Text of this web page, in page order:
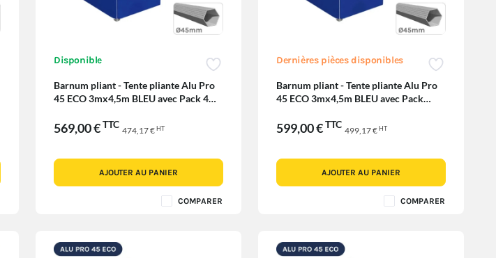
Disponible
Barnum pliant - Tente pliante Alu Pro
45 ECO 3mx4,5m BLEU avec Pack 4
569,00 €TTC
474,17 €HT
AJOUTER AU PANIER
COMPARER
Dernières pièces disponibles
Barnum pliant - Tente pliante Alu Pro
45 ECO 3mx4,5m BLEU avec Pack
599,00 €TTC
499,17 €HT
AJOUTER AU PANIER
COMPARER